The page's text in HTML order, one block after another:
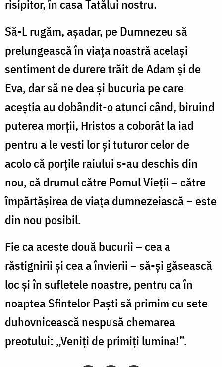
risipitor, în casa Tatălui nostru.
Să-L rugăm, aşadar, pe Dumnezeu să
prelungească în viaţa noastră acelaşi
sentiment de durere trăit de Adam şi de
Eva, dar să ne dea şi bucuria pe care
aceştia au dobândit-o atunci când, biruind
puterea morţii, Hristos a coborât la iad
pentru a le vesti lor şi tuturor celor de
acolo că porţile raiului s-au deschis din
nou, că drumul către Pomul Vieţii – către
împărtăşirea de viaţa dumnezeiască – este
din nou posibil.
Fie ca aceste două bucurii – cea a
răstignirii şi cea a învierii – să-şi găsească
loc şi în sufletele noastre, pentru ca în
noaptea Sfintelor Paşti să primim cu sete
duhovnicească nespusă chemarea
preotului: „Veniţi de primiţi lumina!”.